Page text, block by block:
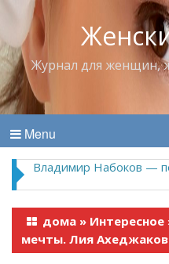
Журнал для женщин,
Menu
Владимир Набоков —
дома » Интересное
мечты. Лия